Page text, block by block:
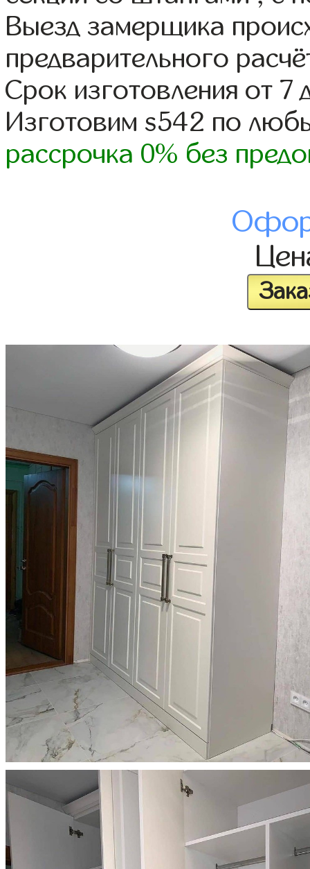
Выезд замерщика
предварительного
Срок изготовления от 7
Изготовим s542 по
рассрочка 0% без